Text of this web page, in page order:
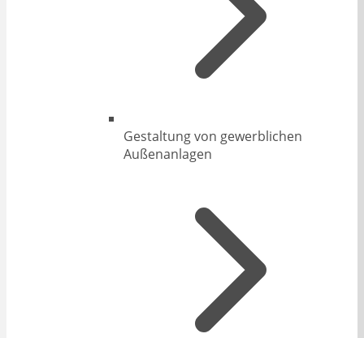
Gestaltung von gewerblichen
Außenanlagen